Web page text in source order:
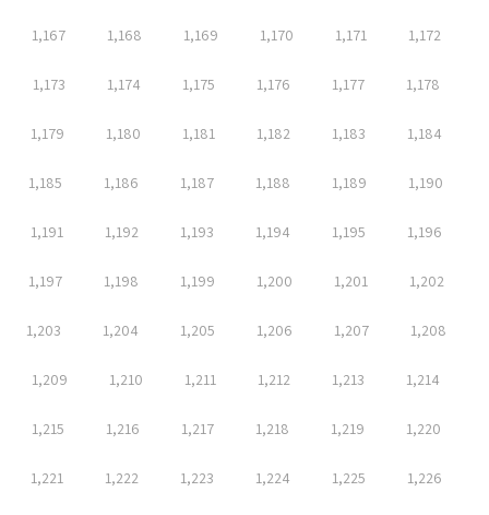
1,167 1,168 1,169 1,170 1,171 1,172
1,173 1,174 1,175 1,176 1,177 1,178
1,179 1,180 1,181 1,182 1,183 1,184
1,185 1,186 1,187 1,188 1,189 1,190
1,191 1,192 1,193 1,194 1,195 1,196
1,197 1,198 1,199 1,200 1,201 1,202
1,203 1,204 1,205 1,206 1,207 1,208
1,209 1,210 1,211 1,212 1,213 1,214
1,215 1,216 1,217 1,218 1,219 1,220
1,221 1,222 1,223 1,224 1,225 1,226